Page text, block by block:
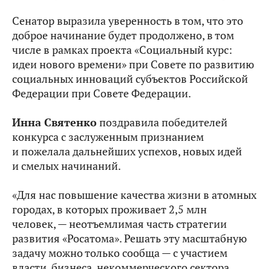
Сенатор выразила уверенность в том, что это
доброе начинание будет продолжено, в том
числе в рамках проекта «Социальный курс:
идеи нового времени» при Совете по развитию
социальных инноваций субъектов Российской
Федерации при Совете Федерации.
Инна Святенкопоздравила победителей
конкурса с заслуженным признанием
и пожелала дальнейших успехов, новых идей
и смелых начинаний.
«Для нас повышение качества жизни в атомных
городах, в которых проживает 2,5 млн
человек, — неотъемлимая часть стратегии
развития «Росатома». Решать эту масштабную
задачу можно только сообща — с участием